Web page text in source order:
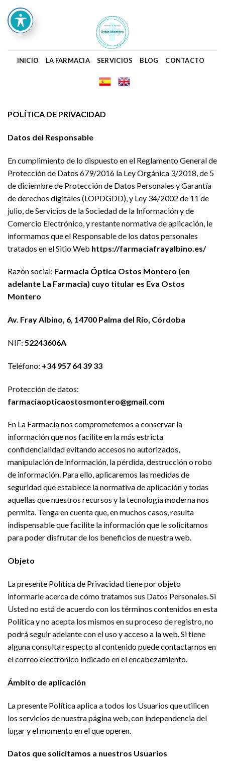
content
INICIO LA FARMACIA SERVICIOS BLOG CONTACTO
POLÍTICA DE PRIVACIDAD
Datos del Responsable
En cumplimiento de lo dispuesto en el Reglamento General de
Protección de Datos 679/2016 la Ley Orgánica 3/2018, de 5
de diciembre de Protección de Datos Personales y Garantía
de derechos digitales (LOPDGDD), y Ley 34/2002 de 11 de
julio, de Servicios de la Sociedad de la Información y de
Comercio Electrónico, y restante normativa de aplicación, le
informamos que el Responsable de los datos personales
tratados en el Sitio Web https://farmaciafrayalbino.es/
Razón social: Farmacia Óptica Ostos Montero (en
adelante La Farmacia) cuyo titular es Eva Ostos
Montero
Av. Fray Albino, 6, 14700 Palma del Río, Córdoba
NIF: 52243606A
Teléfono: +34 957 64 39 33
Protección de datos:
farmaciaopticaostosmontero@gmail.com
En La Farmacia nos comprometemos a conservar la
información que nos facilite en la más estricta
confidencialidad evitando accesos no autorizados,
manipulación de información, la pérdida, destrucción o robo
de información. Para ello, aplicaremos las medidas de
seguridad que establece la normativa de aplicación y todas
aquellas que nuestros recursos y la tecnología moderna nos
permita. Tenga en cuenta que, en muchos casos, resulta
indispensable que facilite la información que le solicitamos
para poder disfrutar de los beneficios de nuestra web.
Objeto
La presente Política de Privacidad tiene por objeto
informarle acerca de cómo tratamos sus Datos Personales. Si
Usted no está de acuerdo con los términos contenidos en esta
Política y no acepta los mismos en su proceso de registro, no
podrá seguir adelante con el uso y acceso a la web. Si tiene
alguna consulta respecto al contenido puede contactarnos en
el correo electrónico indicado en el encabezamiento.
Ámbito de aplicación
La presente Política aplica a todos los Usuarios que utilicen
los servicios de nuestra página web, con independencia del
lugar y el momento en el que operen.
Datos que solicitamos a nuestros Usuarios